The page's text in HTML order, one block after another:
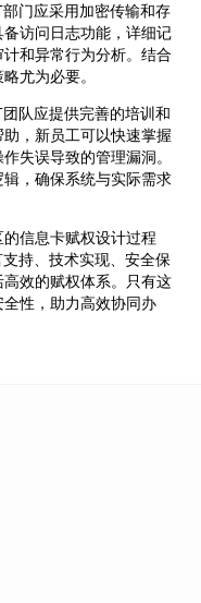
门应采用加密传输和存
访问日志功能，详细记
和异常行为分析。结合
尤为必要。
队应提供完善的培训和
，新员工可以快速掌握
失误导致的管理漏洞。
，确保系统与实际需求
信息卡赋权设计过程
持、技术实现、安全保
效的赋权体系。只有这
性，助力高效协同办